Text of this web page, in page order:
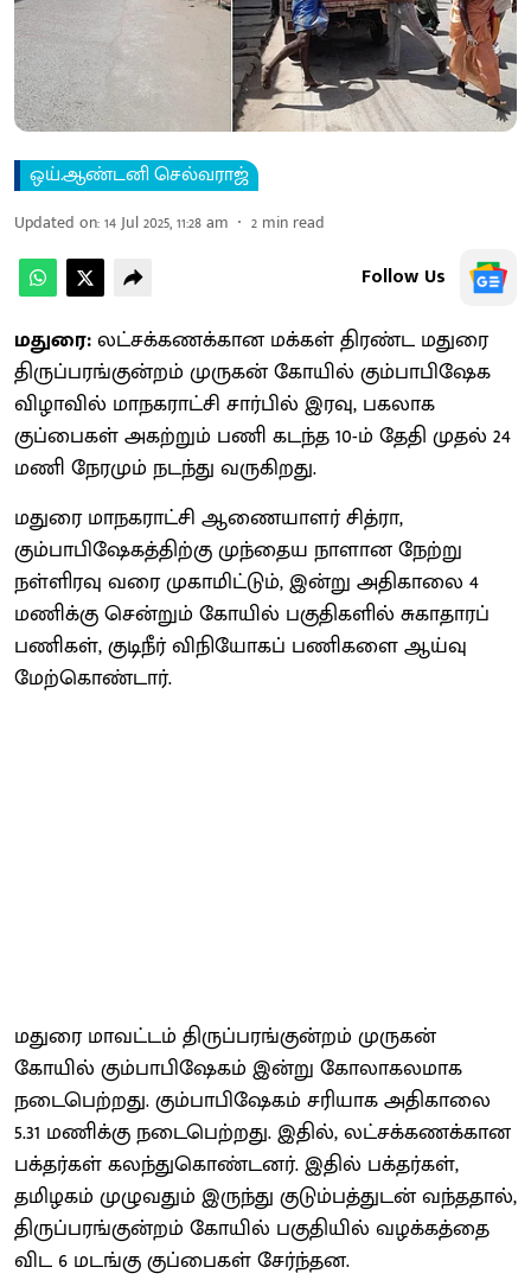
ஒய்.ஆண்டனி செல்வராஜ்
Updated on:14 Jul 2025, 11:28 am 2 min read
Follow Us
மதுரை:லட்சக்கணக்கான மக்கள் திரண்ட மதுரை
திருப்பரங்குன்றம் முருகன் கோயில் கும்பாபிஷேக
விழாவில் மாநகராட்சி சார்பில் இரவு, பகலாக
குப்பைகள் அகற்றும் பணி கடந்த 10-ம் தேதி முதல் 24
மணி நேரமும் நடந்து வருகிறது.
மதுரை மாநகராட்சி ஆணையாளர் சித்ரா,
கும்பாபிஷேகத்திற்கு முந்தைய நாளான நேற்று
நள்ளிரவு வரை முகாமிட்டும், இன்று அதிகாலை 4
மணிக்கு சென்றும் கோயில் பகுதிகளில் சுகாதாரப்
பணிகள், குடிநீர் விநியோகப் பணிகளை ஆய்வு
மேற்கொண்டார்.
மதுரை மாவட்டம் திருப்பரங்குன்றம் முருகன்
கோயில் கும்பாபிஷேகம் இன்று கோலாகலமாக
நடைபெற்றது. கும்பாபிஷேகம் சரியாக அதிகாலை
5.31 மணிக்கு நடைபெற்றது. இதில், லட்சக்கணக்கான
பக்தர்கள் கலந்துகொண்டனர். இதில் பக்தர்கள்,
தமிழகம் முழுவதும் இருந்து குடும்பத்துடன் வந்ததால்,
திருப்பரங்குன்றம் கோயில் பகுதியில் வழக்கத்தை
விட 6 மடங்கு குப்பைகள் சேர்ந்தன.